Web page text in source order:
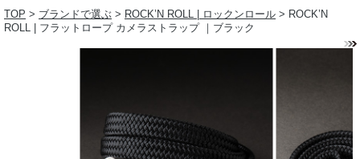
TOP > ブランドで選ぶ > ROCK’N ROLL | ロックンロール > ROCK’N
ROLL | フラットロープ カメラストラップ ｜ブラック